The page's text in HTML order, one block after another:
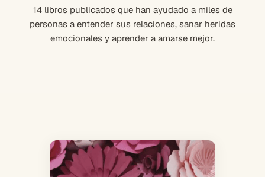
14 libros publicados que han ayudado a miles de
personas a entender sus relaciones, sanar heridas
emocionales y aprender a amarse mejor.